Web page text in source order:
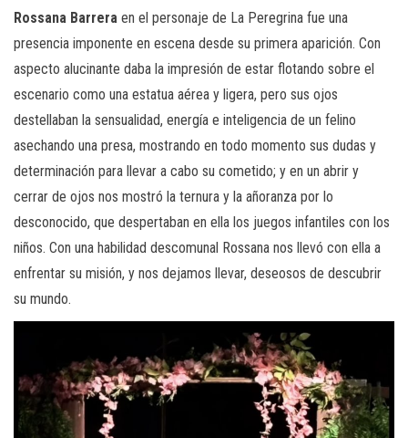
Rossana Barrera en el personaje de La Peregrina fue una
presencia imponente en escena desde su primera aparición. Con
aspecto alucinante daba la impresión de estar flotando sobre el
escenario como una estatua aérea y ligera, pero sus ojos
destellaban la sensualidad, energía e inteligencia de un felino
asechando una presa, mostrando en todo momento sus dudas y
determinación para llevar a cabo su cometido; y en un abrir y
cerrar de ojos nos mostró la ternura y la añoranza por lo
desconocido, que despertaban en ella los juegos infantiles con los
niños. Con una habilidad descomunal Rossana nos llevó con ella a
enfrentar su misión, y nos dejamos llevar, deseosos de descubrir
su mundo.